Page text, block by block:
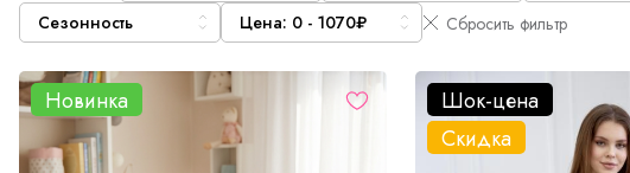
Сезонность
Цена: 0 - 1070₽ Сбросить фильтр
Новинка
Шок-цена
Скидка